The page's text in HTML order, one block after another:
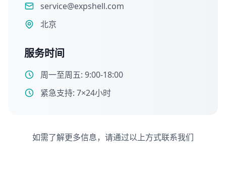
service@expshell.com
北京
服务时间
周一至周五: 9:00-18:00
紧急支持: 7×24小时
如需了解更多信息，请通过以上方式联系我们